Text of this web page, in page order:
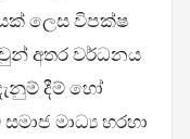
ලෙස විපක්ෂ
අතර වර්ධනය
දීම් හෝ
මාධ්‍ය හරහා